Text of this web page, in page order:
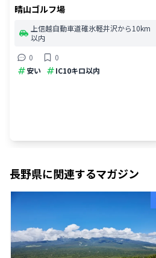
晴山ゴルフ場
上信越自動車道碓氷軽井沢から10km
以内
0
0
安い
IC10キロ以内
長野県に関連するマガジン